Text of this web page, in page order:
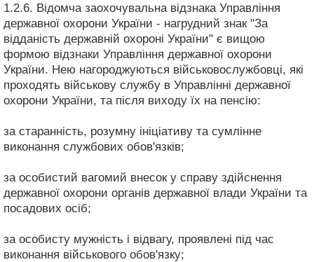
1.2.6. Відомча заохочувальна відзнака Управління
державної охорони України - нагрудний знак "За
відданість державній охороні України" є вищою
формою відзнаки Управління державної охорони
України. Нею нагороджуються військовослужбовці, які
проходять військову службу в Управлінні державної
охорони України, та після виходу їх на пенсію:
за старанність, розумну ініціативу та сумлінне
виконання службових обов'язків;
за особистий вагомий внесок у справу здійснення
державної охорони органів державної влади України та
посадових осіб;
за особисту мужність і відвагу, проявлені під час
виконання військового обов'язку;